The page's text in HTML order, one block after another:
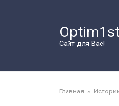
Сайт для Вас!
Главная »